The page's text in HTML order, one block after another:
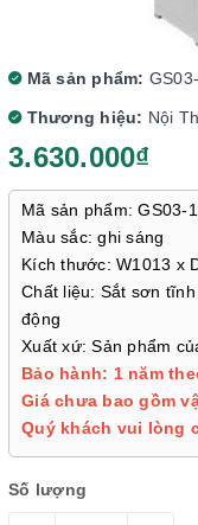
Mã sản phẩm:
Thương hiệu: Nội
3.630.000₫
Mã sản phẩm: GS03-1
Màu sắc: ghi sáng
Kích thước: W1013 x
Chất liệu: Sắt sơn
động
Xuất xứ: Sản phẩm
Bảo hành: 1 năm
Giá chưa bao gồm
Quý khách vui lòng
Số lượng